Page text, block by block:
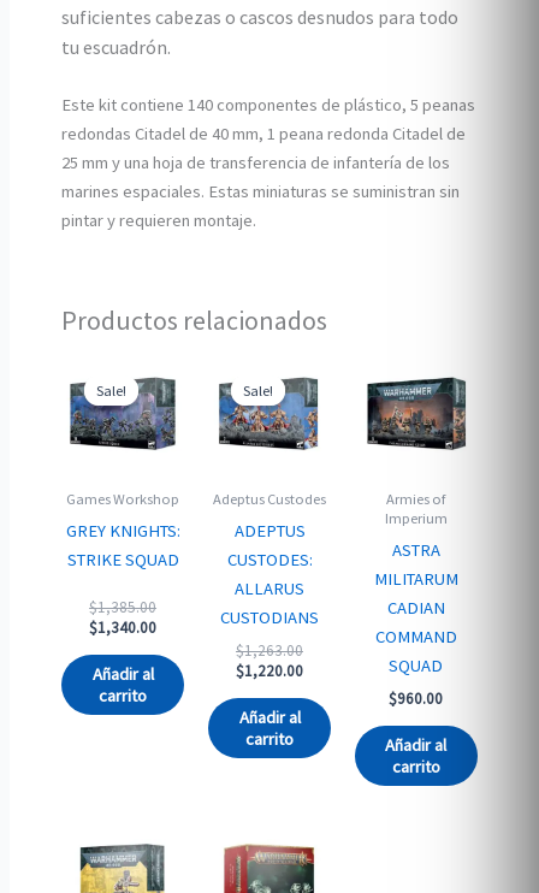
suficientes cabezas o cascos desnudos para todo
tu escuadrón.
Este kit contiene 140 componentes de plástico, 5 peanas
redondas Citadel de 40 mm, 1 peana redonda Citadel de
25 mm y una hoja de transferencia de infantería de los
marines espaciales. Estas miniaturas se suministran sin
pintar y requieren montaje.
Productos relacionados
Sale!
Sale!
Games Workshop
GREY KNIGHTS:
STRIKE SQUAD
$1,385.00Original
price
$1,385.00.
$1,340.00Current
$1,340.00.
Añadir al
carrito
Sale!
Sale!
Adeptus Custodes
ADEPTUS
CUSTODES:
ALLARUS
CUSTODIANS
$1,263.00Original
price
$1,263.00.
$1,220.00Current
$1,220.00.
Añadir al
carrito
Armies of
Imperium
ASTRA
MILITARUM
CADIAN
COMMAND
SQUAD
$960.00
Añadir al
carrito